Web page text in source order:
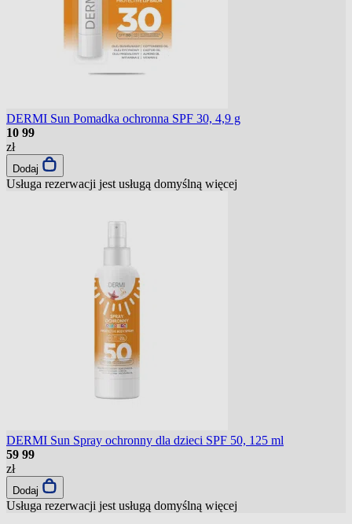
DERMI Sun Pomadka ochronna SPF 30, 4,9 g
10 99
zł
Dodaj
Usługa rezerwacji jest usługą domyślną więcej
DERMI Sun Spray ochronny dla dzieci SPF 50, 125 ml
59 99
zł
Dodaj
Usługa rezerwacji jest usługą domyślną więcej